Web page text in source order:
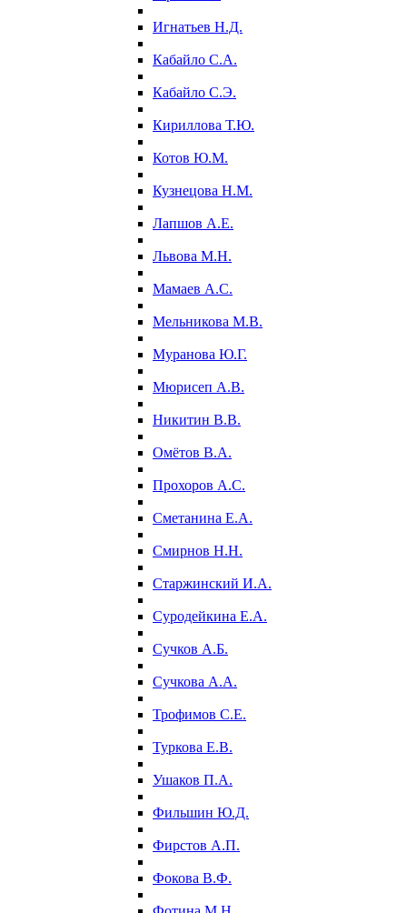
Игнатьев Н.Д.
Кабайло С.А.
Кабайло С.Э.
Кириллова Т.Ю.
Котов Ю.М.
Кузнецова Н.М.
Лапшов А.Е.
Львова М.Н.
Мамаев А.С.
Мельникова М.В.
Муранова Ю.Г.
Мюрисеп А.В.
Никитин В.В.
Омётов В.А.
Прохоров А.С.
Сметанина Е.А.
Смирнов Н.Н.
Старжинский И.А.
Суродейкина Е.А.
Сучков А.Б.
Сучкова А.А.
Трофимов С.Е.
Туркова Е.В.
Ушаков П.А.
Фильшин Ю.Д.
Фирстов А.П.
Фокова В.Ф.